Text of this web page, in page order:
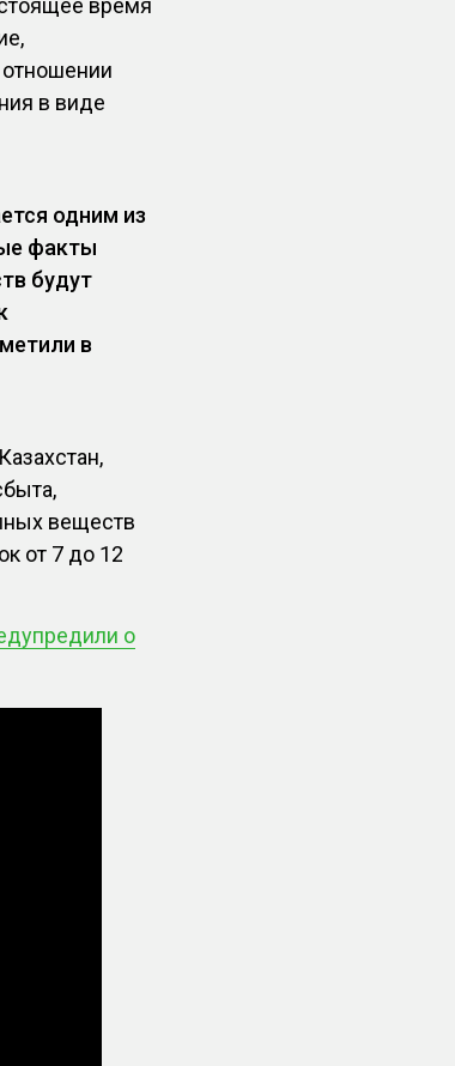
время
в виде
одним из
факты
будут
в
веществ
от 7 до 12
о